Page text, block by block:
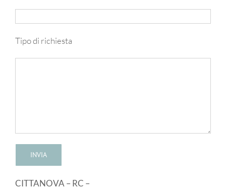
Tipo di richiesta
CITTANOVA – RC –